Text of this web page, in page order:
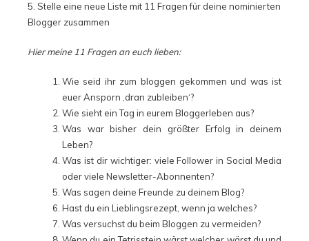
5. Stelle eine neue Liste mit 11 Fragen für deine nominierten
Blogger zusammen
Hier meine 11 Fragen an euch lieben:
Wie seid ihr zum bloggen gekommen und was ist
euer Ansporn ‚dran zubleiben‘?
Wie sieht ein Tag in eurem Bloggerleben aus?
Was war bisher dein größter Erfolg in deinem
Leben?
Was ist dir wichtiger: viele Follower in Social Media
oder viele Newsletter-Abonnenten?
Was sagen deine Freunde zu deinem Blog?
Hast du ein Lieblingsrezept, wenn ja welches?
Was versuchst du beim Bloggen zu vermeiden?